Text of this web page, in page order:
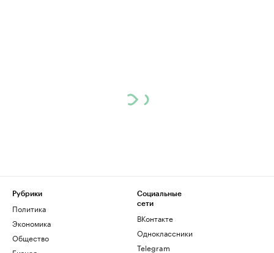
Рубрики
Политика
Экономика
Общество
Социальные
сети
ВКонтакте
Одноклассники
Telegram